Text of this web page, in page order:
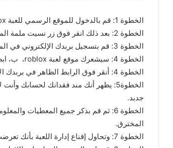
الخطوة 1: قم بالدخول للموقع الرسمي للعبة roblox.
الخطوة 2: بعد ذلك انقر فوق زر نسيت ملمة المرور، أيفل اسم المستخدم وملمة النرور.
الخطوة 3: قم بتسجيل بربدك الإلكتروني في المربع.
الخطوة 4: سيشعرك موقع لعبة roblox، ب، ابط لتغيير كلمة المرور.
الخطوة 4: أنقر فوق الرابط الظاهر في بربدك الإلكتروني.
الخطوة5: يظهر أنك مند فقدانك لحسابك
جدبد.
المخترق.
الخطوة 7: وتحاول إقناع إدارة اللعبة بأنك تعرضت للإختراق بطرق مقنعة، وتدافع عن شرعية حسابك.